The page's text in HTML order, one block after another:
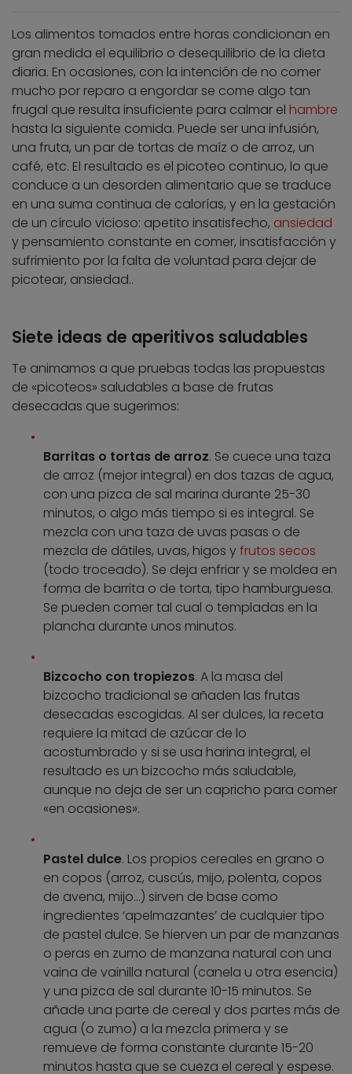
Los alimentos tomados entre horas condicionan en
gran medida el equilibrio o desequilibrio de la dieta
diaria. En ocasiones, con la intención de no comer
mucho por reparo a engordar se come algo tan
frugal que resulta insuficiente para calmar el hambre
hasta la siguiente comida. Puede ser una infusión,
una fruta, un par de tortas de maíz o de arroz, un
café, etc. El resultado es el picoteo continuo, lo que
conduce a un desorden alimentario que se traduce
en una suma continua de calorías, y en la gestación
de un círculo vicioso: apetito insatisfecho, ansiedad
y pensamiento constante en comer, insatisfacción y
sufrimiento por la falta de voluntad para dejar de
picotear, ansiedad..
Siete ideas de aperitivos saludables
Te animamos a que pruebas todas las propuestas
de «picoteos» saludables a base de frutas
desecadas que sugerimos:
Barritas o tortas de arroz. Se cuece una taza
de arroz (mejor integral) en dos tazas de agua,
con una pizca de sal marina durante 25-30
minutos, o algo más tiempo si es integral. Se
mezcla con una taza de uvas pasas o de
mezcla de dátiles, uvas, higos yfrutos secos
(todo troceado). Se deja enfriar y se moldea en
forma de barrita o de torta, tipo hamburguesa.
Se pueden comer tal cual o templadas en la
plancha durante unos minutos.
Bizcocho con tropiezos. A la masa del
bizcocho tradicional se añaden las frutas
desecadas escogidas. Al ser dulces, la receta
requiere la mitad de azúcar de lo
acostumbrado y si se usa harina integral, el
resultado es un bizcocho más saludable,
aunque no deja de ser un capricho para comer
«en ocasiones».
Pastel dulce. Los propios cereales en grano o
en copos (arroz, cuscús, mijo, polenta, copos
de avena, mijo…) sirven de base como
ingredientes ‘apelmazantes’ de cualquier tipo
de pastel dulce. Se hierven un par de manzanas
o peras en zumo de manzana natural con una
vaina de vainilla natural (canela u otra esencia)
y una pizca de sal durante 10-15 minutos. Se
añade una parte de cereal y dos partes más de
agua (o zumo) a la mezcla primera y se
remueve de forma constante durante 15-20
minutos hasta que se cueza el cereal y espese.